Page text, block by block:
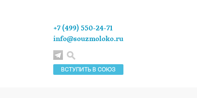
ВСТУПИТЬ В СОЮЗ
+7 (499) 550-24-71
info@souzmoloko.ru